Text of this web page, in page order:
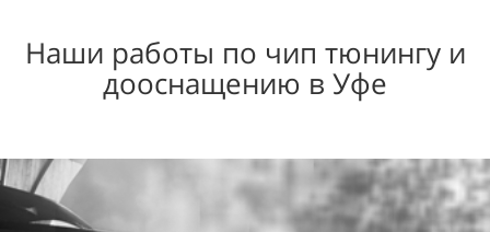
Наши работы по чип тюнингу и
дооснащению в Уфе